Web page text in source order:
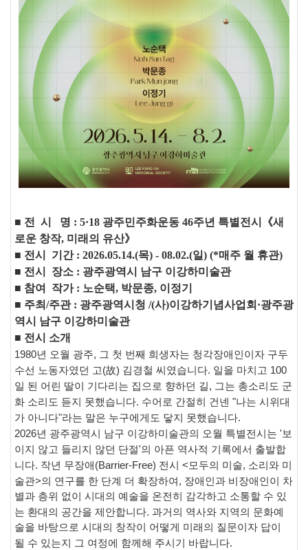
■ 전 시 명 : 5·18 광주민주화운동 46주년 특별전시
《새
로운 창작, 미래의 유산》
■ 전시 기간 : 2026.05.14.(목) - 08.02.(일) (*매주 월 휴관)
■ 전시 장소 : 광주광역시 남구 이강하미술관
■ 참여 작가 : 노순택, 박문종, 이정기
■ 주최 /주관 : 광주광역시청 /(사)이강하기념사업회·광주광
역시 남구 이강하미술관
■ 전시 소개
1980년 오월 광주, 그 첫 번째 희생자는 청각장애인이자 구두
수선 노동자였던 고(故) 김경철 씨였습니다. 일을 마치고 100
일 된 어린 딸이 기다리는 집으로 향하던 길, 그는 총소리도 군
화 소리도 듣지 못했습니다. 수어로 간절히 건넨 "나는 시위대
가 아니다"라는 말은 누구에게도 닿지 못했습니다.
2026년 광주광역시 남구 이강하미술관의 오월 특별전시는 '보
이지 않고 들리지 않던 단절'의 아픈 역사적 기록에서 출발합
니다. 작년 무장애 (Barrier-Free) 전시 <모두의 미술, 소리와 미
술관>의 연구를 한 단계 더 확장하여 , 장애인과 비장애인이 차
별과 층위 없이 시대의 예술을 온전히 감각하고 소통할 수 있
는 환대의 공간을 제안합니다. 과거의 역사와 지역의 문화예
술을 바탕으로 시대의 창작이 어떻게 미래의 질문이자 답이
될 수 있는지 그 여정에 함께해 주시기 바랍니다.